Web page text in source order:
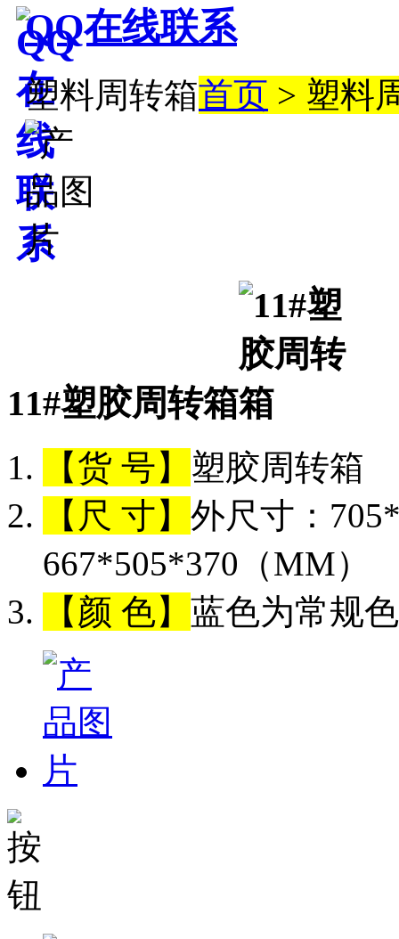
QQ在线联系
塑料周转箱首页 > 塑料
11#塑胶周转箱
【货 号】 塑胶周转箱
【尺 寸】 外尺寸：
667*505*370（MM）
【颜 色】 蓝色为常规